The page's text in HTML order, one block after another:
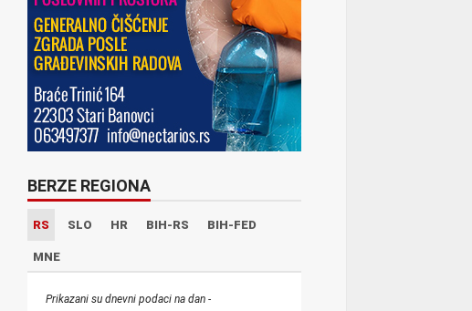
BERZE REGIONA
RS SLO HR BIH-RS BIH-FED
MNE
Prikazani su dnevni podaci na dan -